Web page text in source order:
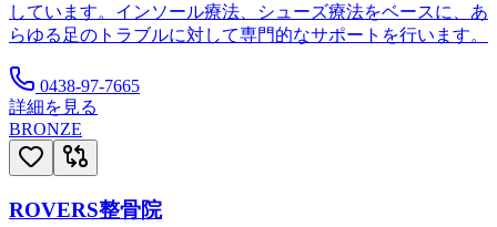
しています。インソール療法、シューズ療法をベースに、あ
らゆる足のトラブルに対して専門的なサポートを行います。
0438-97-7665
詳細を見る
BRONZE
ROVERS整骨院